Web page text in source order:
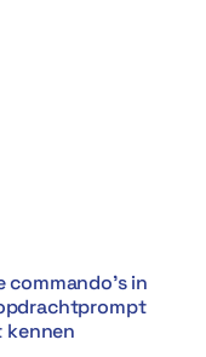
commando’s in
kennen